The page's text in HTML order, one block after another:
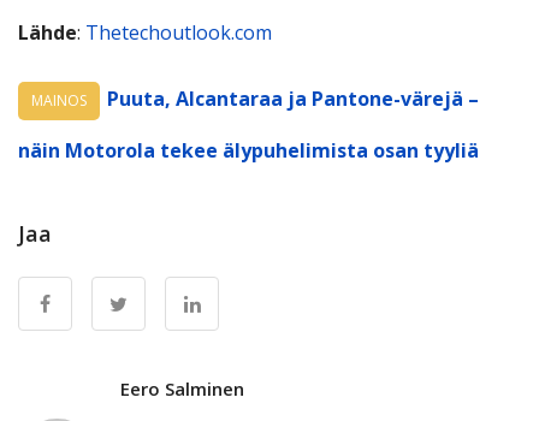
Lähde: Thetechoutlook.com
MAINOS
Puuta, Alcantaraa ja Pantone-värejä –
näin Motorola tekee älypuhelimista osan tyyliä
Jaa
Eero Salminen